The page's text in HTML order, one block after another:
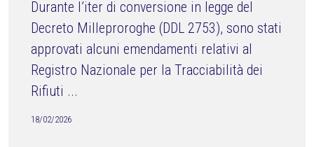
Durante l’iter di conversione in legge del
Decreto Milleproroghe (DDL 2753), sono stati
approvati alcuni emendamenti relativi al
Registro Nazionale per la Tracciabilità dei
Rifiuti ...
18/02/2026